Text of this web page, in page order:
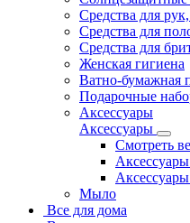
Средства для
Средства для
Средства для
Женская гигиена
Ватно-бумажная
Подарочные
Аксессуары
Аксессуары
Смотреть
Мыло
Все для дома